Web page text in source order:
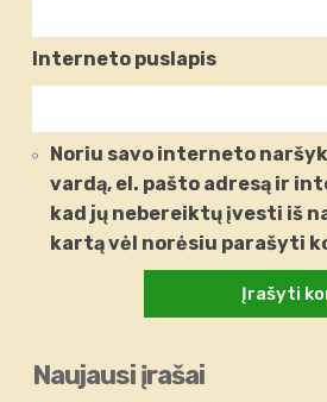
Interneto puslapis
Noriu savo interneto
vardą, el. pašto adresą ir
kad jų nebereiktų įvesti iš
kartą vėl norėsiu parašyti
Naujausi įrašai